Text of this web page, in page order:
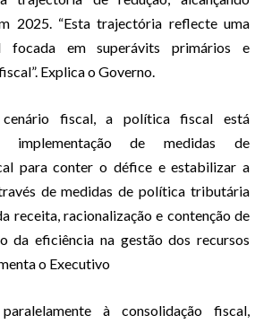
2025. “Esta trajectória reflecte uma
focada em superávits primários e
Explica o Governo.
fiscal, a política fiscal está
implementação de medidas de
para conter o défice e estabilizar a
de medidas de política tributária
receita, racionalização e contenção de
da eficiência na gestão dos recursos
o Executivo
à consolidação fiscal,